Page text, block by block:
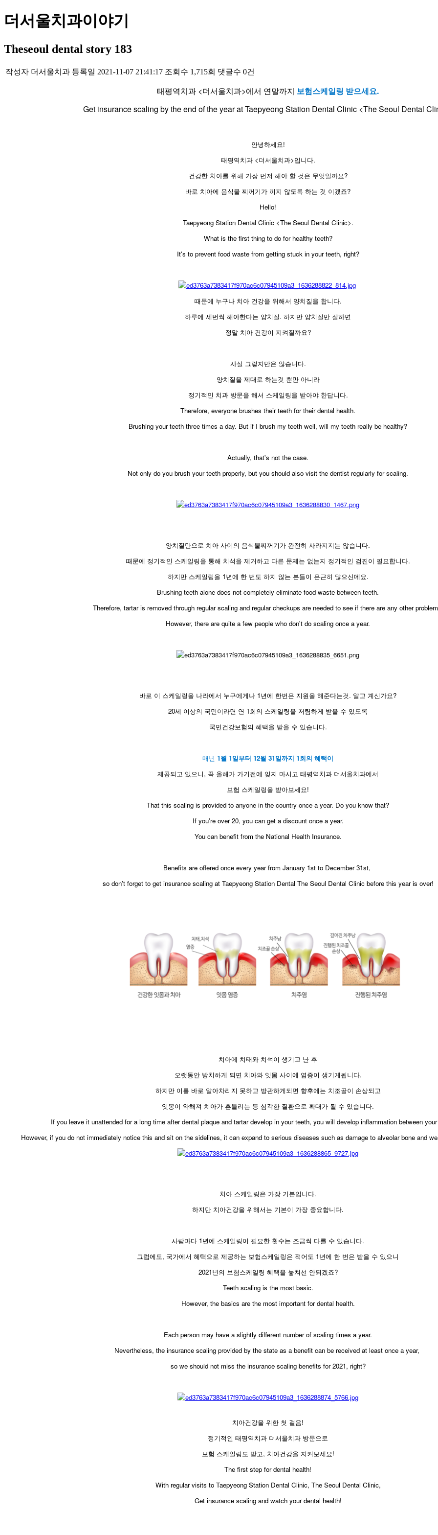
더서울치과이야기
Theseoul dental story 183
작성자 더서울치과 등록일 2021-11-07 21:41:17 조회수 1,715회 댓글수 0건
태평역치과 <더서울치과>에서 연말까지 보험스케일링 받으세요.
​Get insurance scaling by the end of the year at Taepyeong Station Dental Clinic <The Seoul Dental
안녕하세요!
태평역치과 <더서울치과>입니다.
건강한 치아를 위해 가장 먼저 해야 할 것은 무엇일까요?
바로 치아에 음식물 찌꺼기가 끼지 않도록 하는 것 이겠죠?
​Hello!
Taepyeong Station Dental Clinic <The Seoul Dental Clinic>.
What is the first thing to do for healthy teeth?
It's to prevent food waste from getting stuck in your teeth, right?
때문에 누구나 치아 건강을 위해서 양치질을 합니다.
하루에 세번씩 해야한다는 양치질. 하지만 양치질만 잘하면
정말 치아 건강이 지켜질까요?
사실 그렇지만은 않습니다.
양치질을 제대로 하는것 뿐만 아니라
정기적인 치과 방문을 해서 스케일링을 받아야 한답니다.
​Therefore, everyone brushes their teeth for their dental health.
Brushing your teeth three times a day. But if I brush my teeth well, will my teeth really be healthy?
Actually, that's not the case.
Not only do you brush your teeth properly, but you should also visit the dentist regularly for scaling.
양치질만으로 치아 사이의 음식물찌꺼기가 완전히 사라지지는 않습니다.
때문에 정기적인 스케일링을 통해 치석을 제거하고 다른 문제는 없는지 정기적인 검진이 필요합니다.
하지만 스케일링을 1년에 한 번도 하지 않는 분들이 은근히 많으신데요.
​Brushing teeth alone does not completely eliminate food waste between teeth.
Therefore, tartar is removed through regular scaling and regular checkups are needed to see if there are any other
However, there are quite a few people who don't do scaling once a year.
바로 이 스케일링을 나라에서 누구에게나 1년에 한번은 지원을 해준다는것. 알고 계신가요?
20세 이상의 국민이라면 연 1회의 스케일링을 저렴하게 받을 수 있도록
국민건강보험의 혜택을 받을 수 있습니다.
매년 1월 1일부터 12월 31일까지 1회의 혜택이
제공되고 있으니, 꼭 올해가 가기전에 잊지 마시고 태평역치과 더서울치과에서
보험 스케일링을 받아보세요!
​That this scaling is provided to anyone in the country once a year. Do you know that?
If you're over 20, you can get a discount once a year.
You can benefit from the National Health Insurance.
Benefits are offered once every year from January 1st to December 31st,
so don't forget to get insurance scaling at Taepyeong Station Dental The Seoul Dental Clinic before this year is over!
치아에 치태와 치석이 생기고 난 후
오랫동안 방치하게 되면 치아와 잇몸 사이에 염증이 생기게됩니다.
하지만 이를 바로 알아차리지 못하고 방관하게되면 향후에는 치조골이 손상되고
잇몽이 약해져 치아가 흔들리는 등 심각한 질환으로 확대가 될 수 있습니다.
​If you leave it unattended for a long time after dental plaque and tartar develop in your teeth, you will develop inflammation between
However, if you do not immediately notice this and sit on the sidelines, it can expand to serious diseases such as damage to alveolar bone and
치아 스케일링은 가장 기본입니다.
하지만 치아건강을 위해서는 기본이 가장 중요합니다.
사람마다 1년에 스케일링이 필요한 횟수는 조금씩 다를 수 있습니다.
그럼에도, 국가에서 혜택으로 제공하는 보험스케일링은 적어도 1년에 한 번은 받을 수 있으니
2021년의 보험스케일링 혜택을 놓쳐선 안되겠죠?
Teeth scaling is the most basic.
However, the basics are the most important for dental health.
Each person may have a slightly different number of scaling times a year.
Nevertheless, the insurance scaling provided by the state as a benefit can be received at least once a year,
so we should not miss the insurance scaling benefits for 2021, right?
치아건강을 위한 첫 걸음!
정기적인 태평역치과 더서울치과 방문으로
보험 스케일링도 받고, 치아건강을 지켜보세요!
​The first step for dental health!
With regular visits to Taepyeong Station Dental Clinic, The Seoul Dental Clinic,
Get insurance scaling and watch your dental health!